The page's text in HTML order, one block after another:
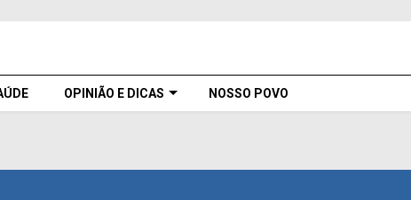
OPINIÃO E DICAS NOSSO POVO